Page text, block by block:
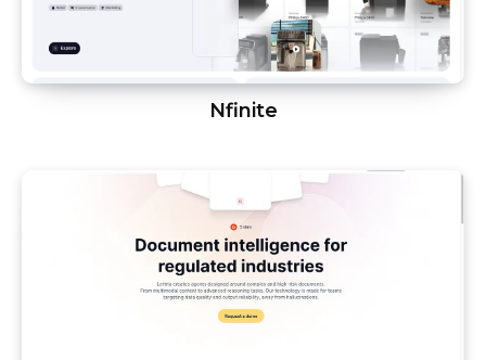
Nfinite